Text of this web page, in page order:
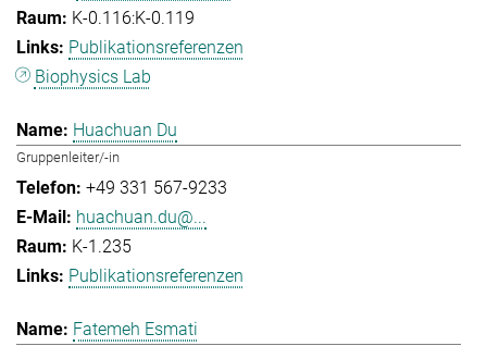
K-0.116:K-0.119
Publikationsreferenzen
Biophysics Lab
Huachuan Du
Gruppenleiter/-in
+49 331 567-9233
huachuan.du@...
K-1.235
Publikationsreferenzen
Fatemeh Esmati